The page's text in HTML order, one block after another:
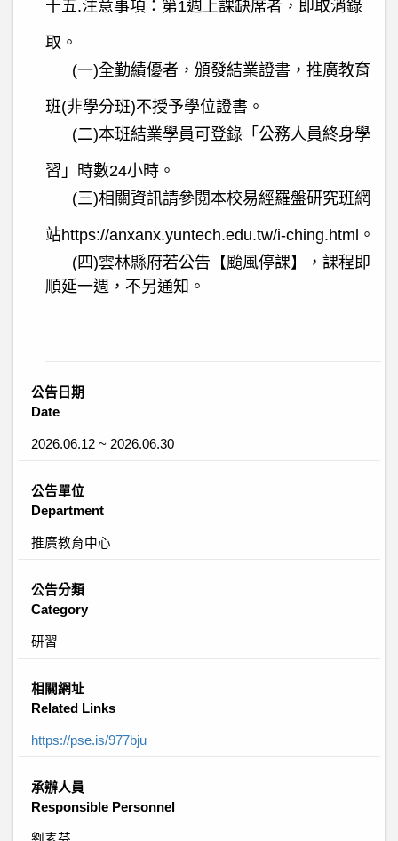
十五.注意事項：第1週上課缺席者，即取消錄
取。
(一)全勤績優者，頒發結業證書，推廣教育
班(非學分班)不授予學位證書。
(二)本班結業學員可登錄「公務人員終身學
習」時數24小時。
(三)相關資訊請參閱本校易經羅盤研究班網
站https://anxanx.yuntech.edu.tw/i-ching.html 。
(四)雲林縣府若公告【颱風停課】，課程即
順延一週，不另通知。
公告日期
Date
2026.06.12 ~ 2026.06.30
公告單位
Department
推廣教育中心
公告分類
Category
研習
相關網址
Related Links
https://pse.is/977bju
承辦人員
Responsible Personnel